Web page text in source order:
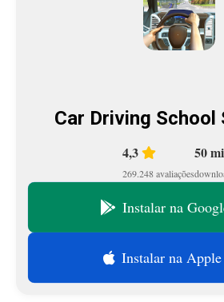
Car Driving School
4,3
269.248 avaliações
50
Instalar na
Instalar na